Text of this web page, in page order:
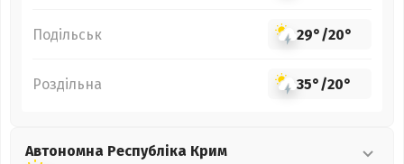
Подільськ 29°/20°
Роздільна 35°/20°
Автономна Республіка Крим